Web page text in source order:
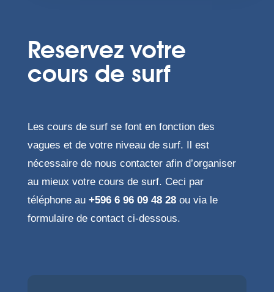
Reservez votre
cours de surf
Les cours de surf se font en fonction des
vagues et de votre niveau de surf. Il est
nécessaire de nous contacter afin d’organiser
au mieux votre cours de surf. Ceci par
téléphone au +596 6 96 09 48 28ou via le
formulaire de contact ci-dessous.